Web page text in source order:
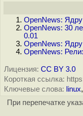
OpenNews:
OpenNews: 30
0.01
OpenNews: Ядру
OpenNews:
Лицензия: CC BY 3.0
Короткая ссылка:
Ключевые слова: linux,
При перепечатке